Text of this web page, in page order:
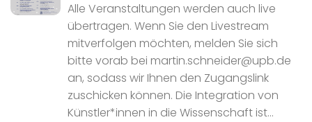
Alle Veranstaltungen werden auch live
übertragen. Wenn Sie den Livestream
mitverfolgen möchten, melden Sie sich
bitte vorab bei martin.schneider@upb.de
an, sodass wir Ihnen den Zugangslink
zuschicken können. Die Integration von
Künstler*innen in die Wissenschaft ist...